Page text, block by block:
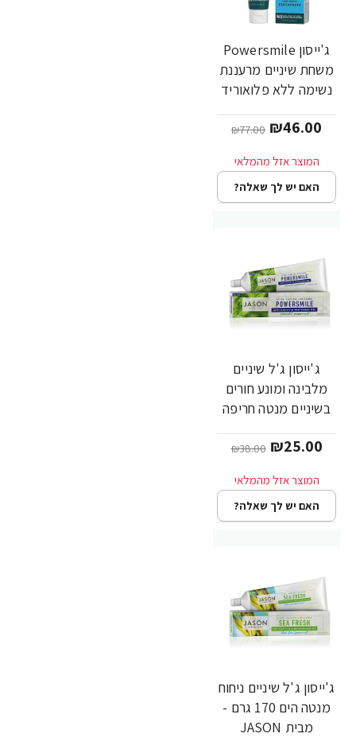
-40%
ג'ייסון Powersmile
משחת שיניים מרעננת
נשימה ללא פלואוריד
מבית JASON
₪46.00
₪77.00
האם יש לך שאלה?
-34%ג'ייסון ג'ל שיניים
מלבינה ומונע חורים
בשיניים מנטה חריפה
JASON
₪25.00
₪38.00
האם יש לך שאלה?
-38%
ג'ייסון ג'ל שיניים ניחוח
מנטה הים 170 גרם -
מבית JASON